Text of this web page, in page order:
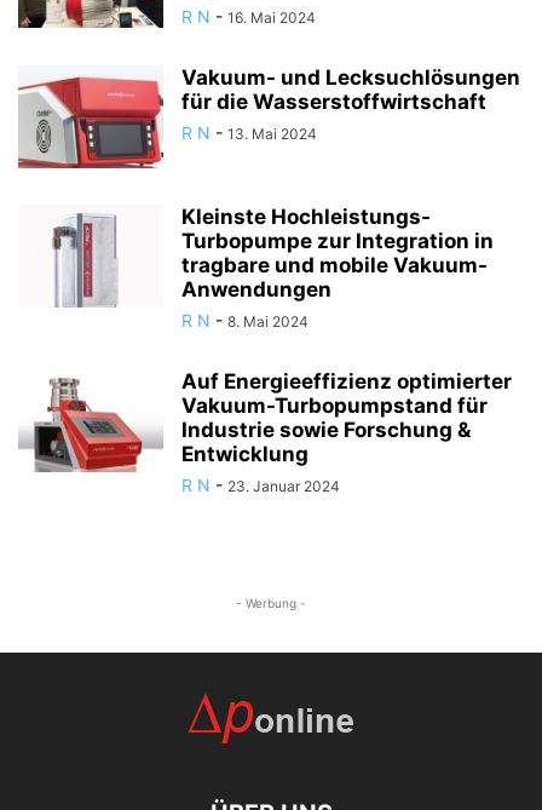
R N - 16. Mai 2024
Vakuum- und Lecksuchlösungen
für die Wasserstoffwirtschaft
R N - 13. Mai 2024
Kleinste Hochleistungs-
Turbopumpe zur Integration in
tragbare und mobile Vakuum-
Anwendungen
R N - 8. Mai 2024
Auf Energieeffizienz optimierter
Vakuum-Turbopumpstand für
Industrie sowie Forschung &
Entwicklung
R N - 23. Januar 2024
- Werbung -